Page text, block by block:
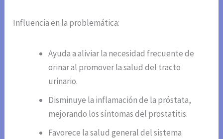
Influencia en la problemática:
Ayuda a aliviar la necesidad frecuente de
orinar al promover la salud del tracto
urinario.
Disminuye la inflamación de la próstata,
mejorando los síntomas del prostatitis.
Favorece la salud general del sistema